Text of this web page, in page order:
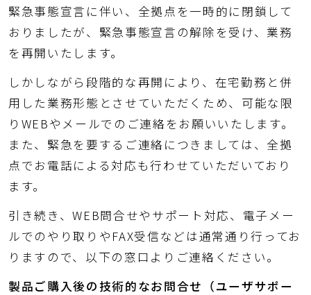
緊急事態宣言に伴い、全拠点を一時的に閉鎖して
おりましたが、緊急事態宣言の解除を受け、業務
を再開いたします。
しかしながら段階的な再開により、在宅勤務と併
用した業務形態とさせていただくため、可能な限
りWEBやメールでのご連絡をお願いいたします。
また、緊急を要するご連絡につきましては、全拠
点でお電話による対応も行わせていただいており
ます。
引き続き、WEB問合せやサポート対応、電子メー
ルでのやり取りやFAX受信などは通常通り行ってお
りますので、以下の窓口よりご連絡ください。
製品ご購入後の技術的なお問合せ（ユーザサポー